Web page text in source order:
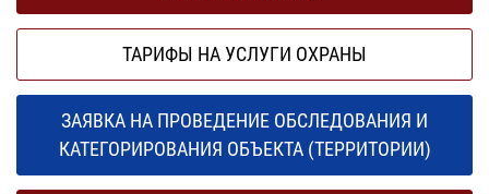
ТАРИФЫ НА УСЛУГИ ОХРАНЫ
ЗАЯВКА НА ПРОВЕДЕНИЕ ОБСЛЕДОВАНИЯ И
КАТЕГОРИРОВАНИЯ ОБЪЕКТА (ТЕРРИТОРИИ)